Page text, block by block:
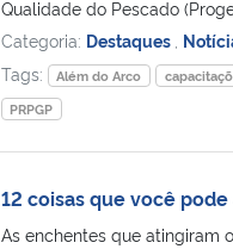
Qualidade do Pescado
Categoria: Destaques
Tags:
Além do Arco
PRPGP
12 coisas que você
As enchentes que atingiram